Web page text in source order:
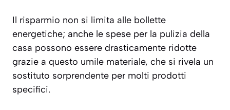
Il risparmio non si limita alle bollette
energetiche; anche le spese per la pulizia della
casa possono essere drasticamente ridotte
grazie a questo umile materiale, che si rivela un
sostituto sorprendente per molti prodotti
specifici.